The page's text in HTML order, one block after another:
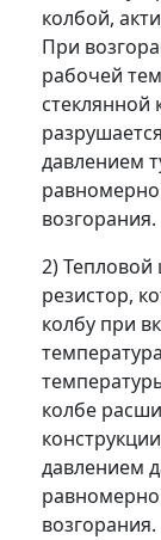
колбой,
При
рабочей
стеклянной
давлением
возгорания.
2)
резистор,
колбу при
колбе
давлением
возгорания.